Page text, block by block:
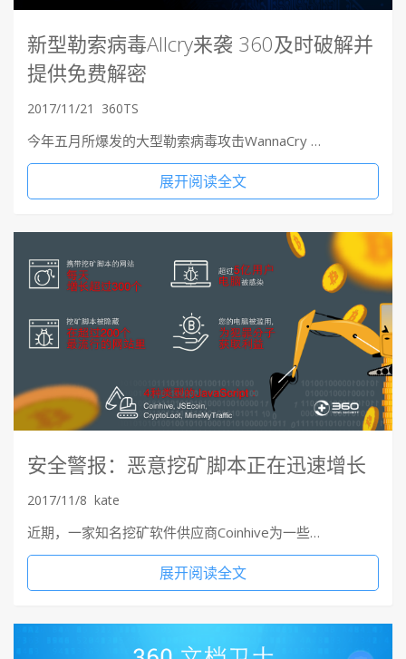
新型勒索病毒Allcry来袭 360及时破解并
提供免费解密
2017/11/21 360TS
今年五月所爆发的大型勒索病毒攻击WannaCry …
展开阅读全文
安全警报：恶意挖矿脚本正在迅速增长
2017/11/8 kate
近期，一家知名挖矿软件供应商Coinhive为一些…
展开阅读全文